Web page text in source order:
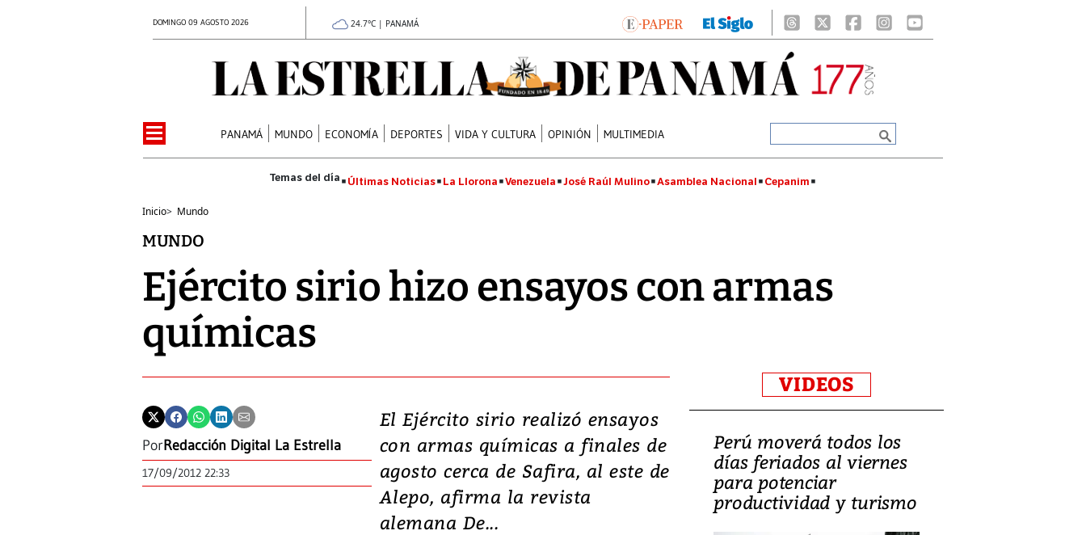
DOMINGO 09 AGOSTO 2026 24.7°C | PANAMÁ
PANAMÁ MUNDO ECONOMÍA DEPORTES VIDA Y CULTURA OPINIÓN MULTIMEDIA
Últimas Noticias La Llorona Venezuela José Raúl Mulino Asamblea Nacional Cepanim
Inicio> Mundo
MUNDO
Ejército sirio hizo ensayos con armas
químicas
PorRedacción Digital La Estrella
17/09/2012 22:33
El Ejército sirio realizó ensayos
con armas químicas a finales de
agosto cerca de Safira, al este de
Alepo, afirma la revista
alemana De...
VIDEOS
Video: Lula lanza su
candidatura con
promesas de inversión
en defensa, educación y
tierras raras
Perú moverá todos los
días feriados al viernes
para potenciar
productividad y turismo